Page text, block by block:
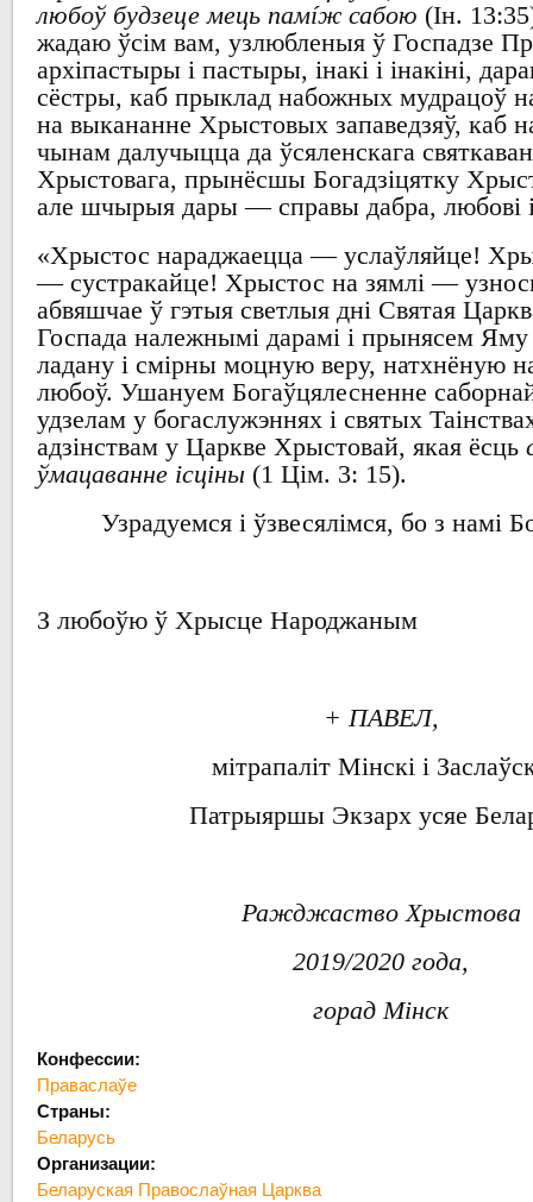
любоў будзеце мець памíж сабою (Ін.
жадаю ўсім вам,узлюбленыя ў Госпадзе
архіпастыры і пастыры,інакі і інакіні,
сёстры,каб прыклад набожных мудрацоў
навыкананне Хрыстовых запаведзяў,каб
чынам далучыцца да ўсяленскага
Хрыстовага,прынёсшы Богадзіцятку
але шчырыя дары —справы дабра,любові
«Хрыстос нараджаецца —услаўляйце!
—сустракайце!Хрыстос назямлі —
абвяшчае ў гэтыя светлыя дні Святая
Госпада належнымі дарамі і прынясем Яму
ладану і смірны моцную веру,натхнёную
любоў.Ушануем Богаўцялесненне
удзелам у богаслужэннях і святых
адзінствам у Царкве Хрыстовай,якая ёсць
ўмацаванне ісціны (1Цім. 3: 15).
Узрадуемся і ўзвесялімся, бо з намі
З любоўю ў Хрысце Народжаным
+ ПАВЕЛ,
мітрапаліт Мінскі і
Патрыяршы Экзарх усяе
Ражджаство Хрыстова
2019/2020 года,
горад Мінск
Конфессии:
Праваслаўе
Страны:
Беларусь
Организации:
Беларуская Правослаўная Царква